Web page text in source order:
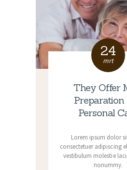
24
mrt
They Offer
Preparation
Personal
Lorem ipsum dolor
consectetuer adipiscing
vestibulum molestie
nonummy.